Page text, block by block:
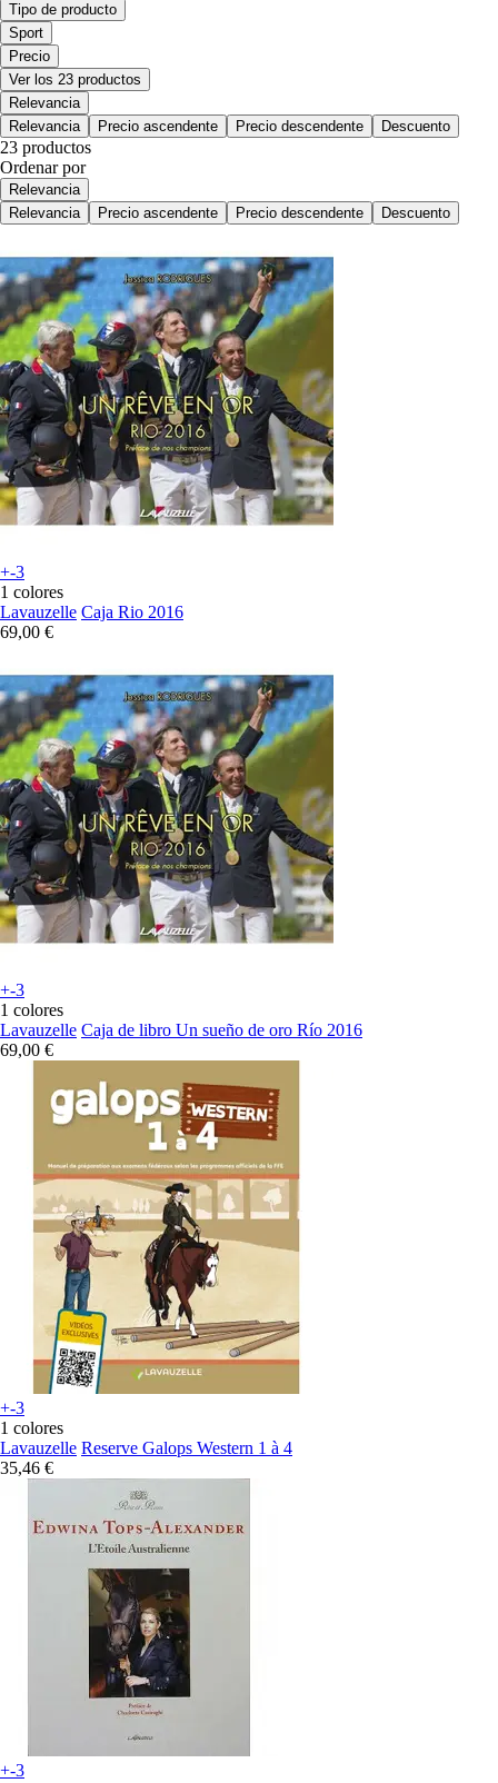
Tipo de producto
Sport
Precio
Ver los 23 productos
Relevancia
Relevancia
Precio ascendente Precio descendente Descuento
23 productos
Ordenar por
Relevancia
Relevancia
Precio ascendente Precio descendente Descuento
+-3
1 colores
Lavauzelle Caja Rio 2016
69,00 €
+-3
1 colores
Lavauzelle Caja de libro Un sueño de oro Río 2016
69,00 €
+-3
1 colores
Lavauzelle Reserve Galops Western 1 à 4
35,46 €
+-3